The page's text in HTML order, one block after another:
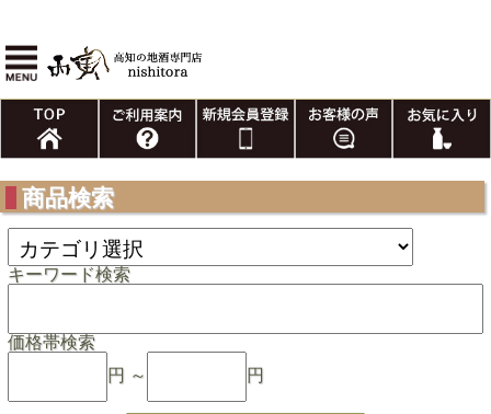
商品検索
キーワード検索
価格帯検索
円 ～
円